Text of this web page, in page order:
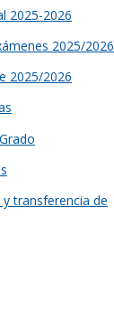
2025-2026
2025/2026
2025/2026
transferencia de